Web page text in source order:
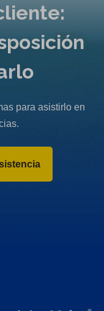
para asistirlo en